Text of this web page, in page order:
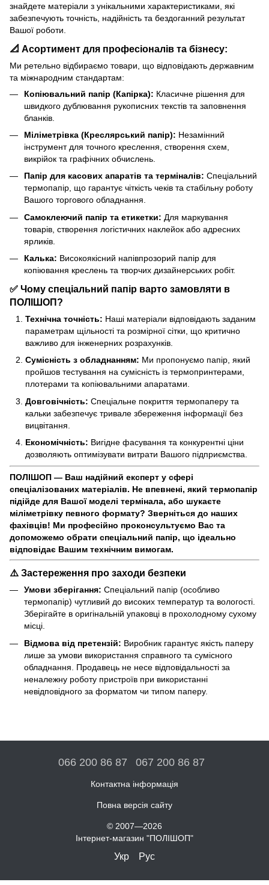
знайдете матеріали з унікальними характеристиками, які
забезпечують точність, надійність та бездоганний результат
Вашої роботи.
📐 Асортимент для професіоналів та бізнесу:
Ми ретельно відбираємо товари, що відповідають державним
та міжнародним стандартам:
Копіювальний папір (Капірка): Класичне рішення для
швидкого дублювання рукописних текстів та заповнення
бланків.
Міліметрівка (Креслярський папір): Незамінний
інструмент для точного креслення, створення схем,
викрійок та графічних обчислень.
Папір для касових апаратів та терміналів: Спеціальний
термопапір, що гарантує чіткість чеків та стабільну роботу
Вашого торгового обладнання.
Самоклеючий папір та етикетки: Для маркування
товарів, створення логістичних наклейок або адресних
ярликів.
Калька: Високоякісний напівпрозорий папір для
копіювання креслень та творчих дизайнерських робіт.
✅ Чому спеціальний папір варто замовляти в
ПОЛІШОП?
Технічна точність: Наші матеріали відповідають заданим
параметрам щільності та розмірної сітки, що критично
важливо для інженерних розрахунків.
Сумісність з обладнанням: Ми пропонуємо папір, який
пройшов тестування на сумісність із термопринтерами,
плотерами та копіювальними апаратами.
Довговічність: Спеціальне покриття термопаперу та
кальки забезпечує тривале збереження інформації без
вицвітання.
Економічність: Вигідне фасування та конкурентні ціни
дозволяють оптимізувати витрати Вашого підприємства.
ПОЛІШОП — Ваш надійний експерт у сфері
спеціалізованих матеріалів. Не впевнені, який термопапір
підійде для Вашої моделі термінала, або шукаєте
міліметрівку певного формату? Зверніться до наших
фахівців! Ми професійно проконсультуємо Вас та
допоможемо обрати спеціальний папір, що ідеально
відповідає Вашим технічним вимогам.
⚠️ Застереження про заходи безпеки
Умови зберігання: Спеціальний папір (особливо
термопапір) чутливий до високих температур та вологості.
Зберігайте в оригінальній упаковці в прохолодному сухому
місці.
Відмова від претензій: Виробник гарантує якість паперу
лише за умови використання справного та сумісного
обладнання. Продавець не несе відповідальності за
неналежну роботу пристроїв при використанні
невідповідного за форматом чи типом паперу.
066 200 86 87 067 200 86 87
Контактна інформація
Повна версія сайту
© 2007—2026
Інтернет-магазин "ПОЛІШОП"
Укр Рус